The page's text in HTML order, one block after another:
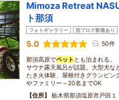
Mimoza Retreat
ト那須
フォトギャラリー 宿ブログ新着あり
5.0 50件
那須高原でペット とも泊まれる。
サウナ露天風呂が話題。大型犬な
たき火体験、屋根付きグランピン
やファミリー～20名までOK
住所
栃木県那須塩原市戸田１